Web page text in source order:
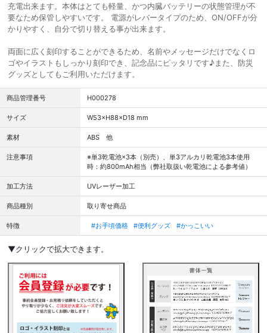
充電出来ます。本体はとても軽量、かつ内臓バッテリーの状態管理が不
要なため保管しやすいです。 電源がレバータイプのため、ON/OFFが分
かりやすく、自分で切り替える事が出来ます。
両面に広く刻印することができるため、名前やメッセージだけでなくロ
ゴやイラストもしっかり刻印でき、記念品にピッタリです♪また、防災
グッズとしてもご利用いただけます。
商品管理番号 H000278
サイズ W53×H88×D18 mm
素材 ABS 他
注意事項
※単3乾電池×3本（別売）、単3アルカリ乾電池3本使用
時：約800mAh相当（弊社取扱い乾電池による参考値）
加工方法 UVレーザー加工
商品種別 取り寄せ商品
特徴 #お手頃価格 #便利グッズ #かっこいい
▼クリックで拡大できます。